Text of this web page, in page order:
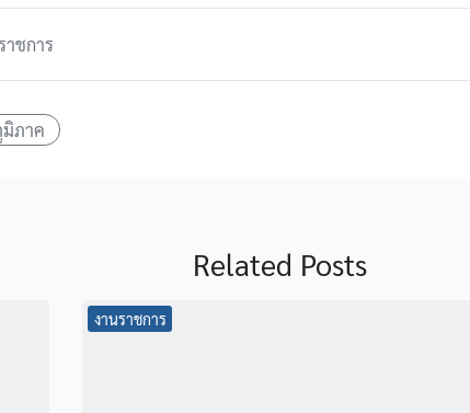
าชการ
ภาค
Related Posts
งานราชการ